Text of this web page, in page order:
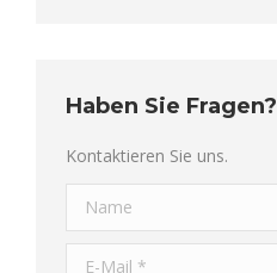
Haben Sie Fragen?
Kontaktieren Sie uns.
Name
E-Mail *